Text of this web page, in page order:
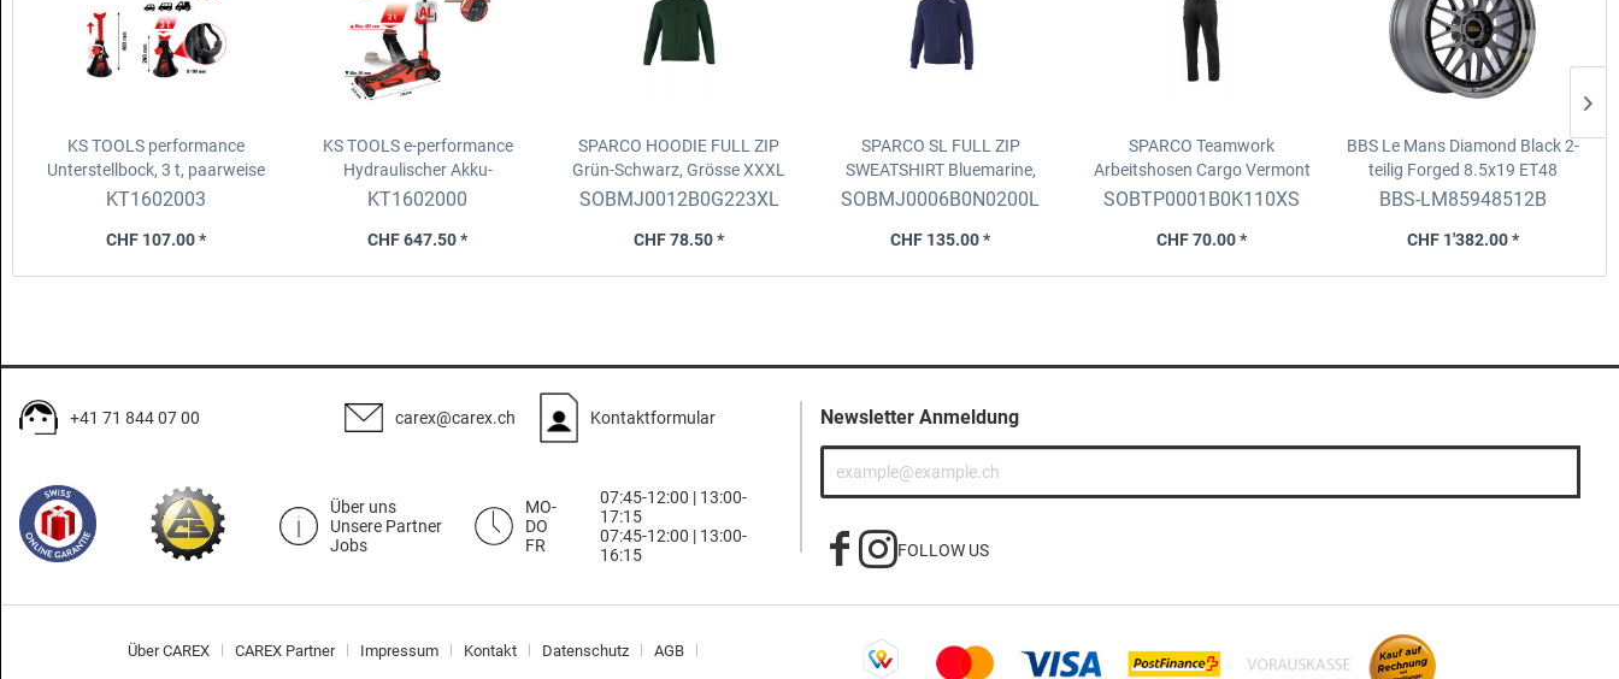
KS TOOLS performance
Unterstellbock, 3 t, paarweise
KT1602003
CHF 107.00 *
KS TOOLS e-performance
HydraulischerAkku-
Wagenheber, 2 t
KT1602000
CHF 647.50 *
SPARCO HOODIE FULL ZIP
Grün-Schwarz, Grösse XXXL
SOBMJ0012B0G223XL
CHF 78.50 *
SPARCO SL FULL ZIP
SWEATSHIRT Bluemarine,
Grösse L
SOBMJ0006B0N0200L
CHF 135.00 *
SPARCO Teamwork
Arbeitshosen Cargo Vermont
Schwarz-Dunkelgrau, Grösse
SOBTP0001B0K110XS
CHF 70.00 *
BBS Le Mans Diamond Black 2-
teilig Forged 8.5x19 ET48
5x112 D. 82.0
BBS-LM85948512B
CHF 1'382.00 *
+41 71 844 07 00 carex@carex.ch Kontaktformular
Über uns
Unsere Partner
Jobs
MO-
DO
FR
07:45-12:00 | 13:00-
17:15
07:45-12:00 | 13:00-
16:15
Newsletter Anmeldung
FOLLOW US
Über CAREX CAREX Partner Impressum Kontakt Datenschutz AGB